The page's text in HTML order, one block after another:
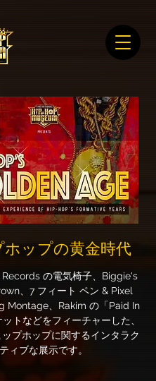
ホップの黄金時代
の電気椅子、Biggie's
、7 フィート ペン & Pixel
Montage、Rakim の「Paid In
トなどをフィーチャーした、
プホップに関するインタラク
ティブな展示です。